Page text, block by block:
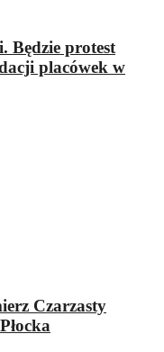
Będzie protest
placówek w
Czarzasty